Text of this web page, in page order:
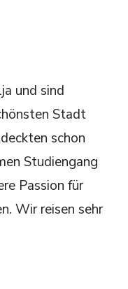
und sind
Stadt
schon
Studiengang
Passion für
Wir reisen sehr